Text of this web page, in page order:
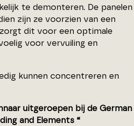
te demonteren. De panelen
zijn ze voorzien van een
dit voor een optimale
voor vervuiling en
kunnen concentreren en
uitgeroepen bij de German
and Elements “